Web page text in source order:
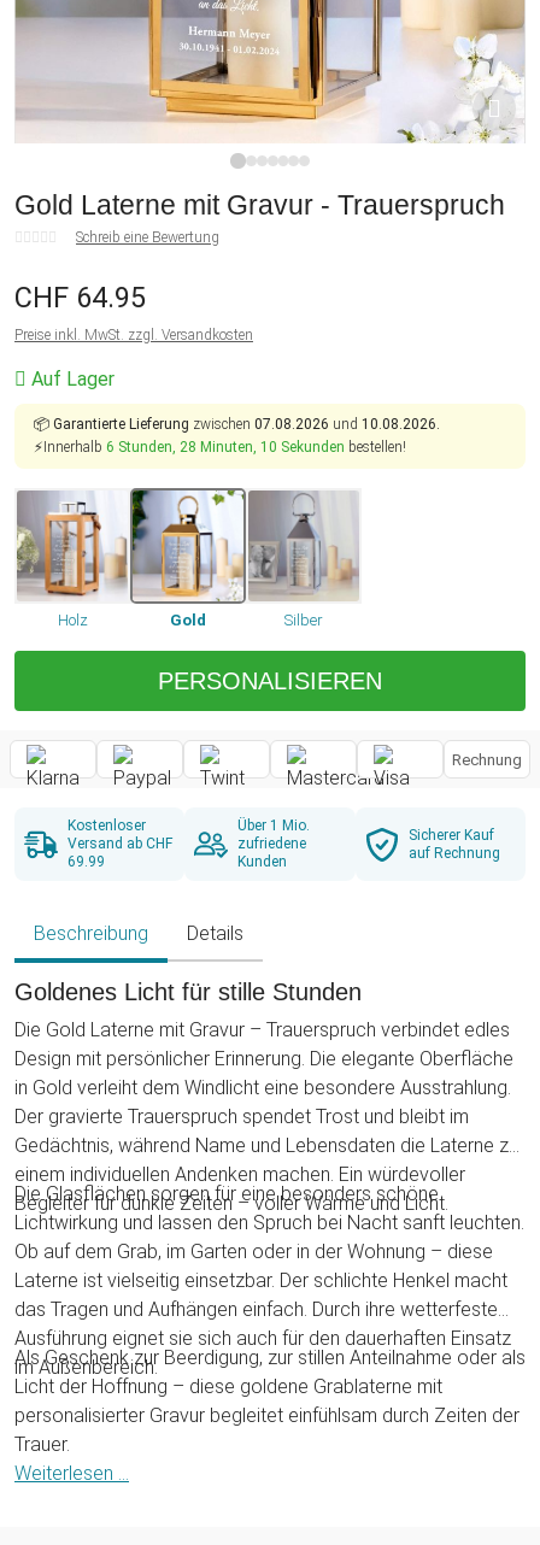
Gold Laterne mit Gravur - Trauerspruch
Schreib eine Bewertung
CHF 64.95
Preise inkl. MwSt. zzgl. Versandkosten
Auf Lager
📦 Garantierte Lieferung zwischen 07.08.2026 und 10.08.2026.
⚡Innerhalb 6 Stunden, 28 Minuten, 10 Sekunden bestellen!
Holz Gold Silber
PERSONALISIEREN
Rechnung
Kostenloser
Versand ab CHF
69.99
Über 1 Mio.
zufriedene
Kunden
Sicherer Kauf
auf Rechnung
Beschreibung Details
Goldenes Licht für stille Stunden
Die Gold Laterne mit Gravur – Trauerspruch verbindet edles
Design mit persönlicher Erinnerung. Die elegante Oberfläche
in Gold verleiht dem Windlicht eine besondere Ausstrahlung.
Der gravierte Trauerspruch spendet Trost und bleibt im
Gedächtnis, während Name und Lebensdaten die Laterne zu
einem individuellen Andenken machen. Ein würdevoller
Begleiter für dunkle Zeiten – voller Wärme und Licht.
Die Glasflächen sorgen für eine besonders schöne
Lichtwirkung und lassen den Spruch bei Nacht sanft leuchten.
Ob auf dem Grab, im Garten oder in der Wohnung – diese
Laterne ist vielseitig einsetzbar. Der schlichte Henkel macht
das Tragen und Aufhängen einfach. Durch ihre wetterfeste
Ausführung eignet sie sich auch für den dauerhaften Einsatz
im Außenbereich.
Als Geschenk zur Beerdigung, zur stillen Anteilnahme oder als
Licht der Hoffnung – diese goldene Grablaterne mit
personalisierter Gravur begleitet einfühlsam durch Zeiten der
Trauer.
Weiterlesen ...